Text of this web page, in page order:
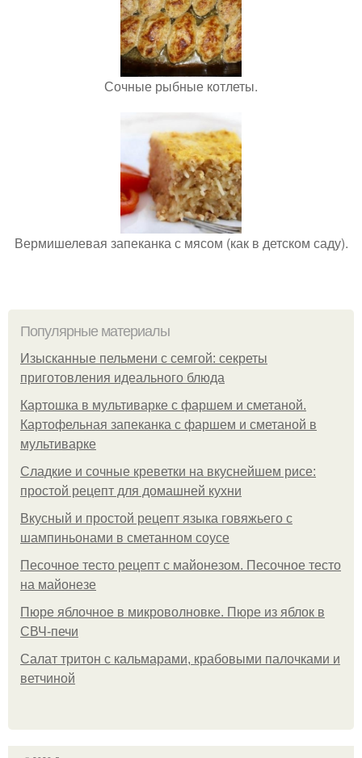
Сочные рыбные котлеты.
Вермишелевая запеканка с мясом (как в детском саду).
Популярные материалы
Изысканные пельмени с семгой: секреты
приготовления идеального блюда
Картошка в мультиварке с фаршем и сметаной.
Картофельная запеканка с фаршем и сметаной в
мультиварке
Сладкие и сочные креветки на вкуснейшем рисе:
простой рецепт для домашней кухни
Вкусный и простой рецепт языка говяжьего с
шампиньонами в сметанном соусе
Песочное тесто рецепт с майонезом. Песочное тесто
на майонезе
Пюре яблочное в микроволновке. Пюре из яблок в
СВЧ-печи
Салат тритон с кальмарами, крабовыми палочками и
ветчиной